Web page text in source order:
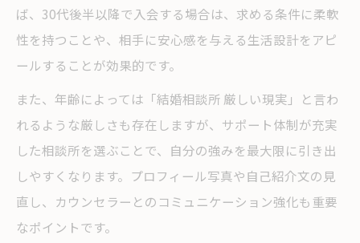
ば、30代後半以降で入会する場合は、求める条件に柔軟
性を持つことや、相手に安心感を与える生活設計をアピ
ールすることが効果的です。
また、年齢によっては「結婚相談所 厳しい現実」と言わ
れるような厳しさも存在しますが、サポート体制が充実
した相談所を選ぶことで、自分の強みを最大限に引き出
しやすくなります。プロフィール写真や自己紹介文の見
直し、カウンセラーとのコミュニケーション強化も重要
なポイントです。